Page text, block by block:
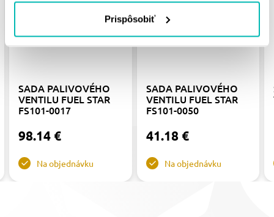
Prispôsobiť
SADA PALIVOVÉHO
VENTILU FUEL STAR
FS101-0017
98.14 €
Na objednávku
SADA PALIVOVÉHO
VENTILU FUEL STAR
FS101-0050
41.18 €
Na objednávku